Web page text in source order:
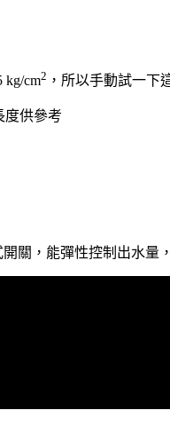
kg/cm2 ，所以手動試一下
度供參考
關，能彈性控制出水量